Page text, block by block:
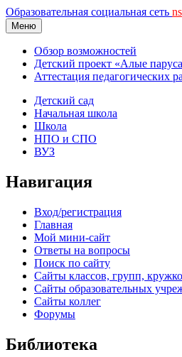
Образовательная социальная сеть ns
Меню
Обзор возможностей
Детский проект «Алые
Аттестация педагогических
Детский сад
Начальная школа
Школа
НПО и СПО
ВУЗ
Навигация
Вход/регистрация
Главная
Мой мини-сайт
Ответы на вопросы
Поиск по сайту
Сайты классов, групп,
Сайты образовательных
Сайты коллег
Форумы
Библиотека